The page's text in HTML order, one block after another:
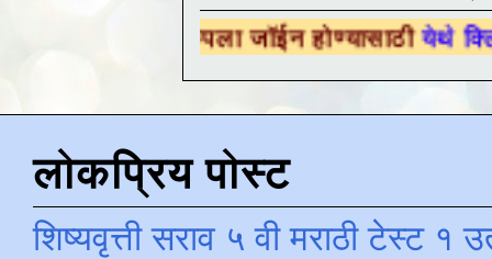
ग्रुपला जॉईन होण्यासाठीयेथे क्लिक करा .
लोकप्रिय पोस्ट
शिष्यवृत्ती सराव ५ वी मराठी टेस्ट १